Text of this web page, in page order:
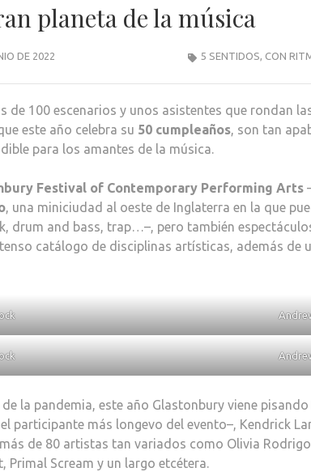
planeta de la música
DE 2022 5 SENTIDOS, CON
de 100 escenarios y unos asistentes que rondan
este año celebra su 50 cumpleaños, son tan
para los amantes de la música.
Festival of Contemporary Performing Arts
, una miniciudad al oeste de Inglaterra en la que
drum and bass, trap…–, pero también
catálogo de disciplinas artísticas, además de
la pandemia, este año Glastonbury viene
participante más longevo del evento–, Kendrick
de 80 artistas tan variados como Olivia
Primal Scream y un largo etcétera.